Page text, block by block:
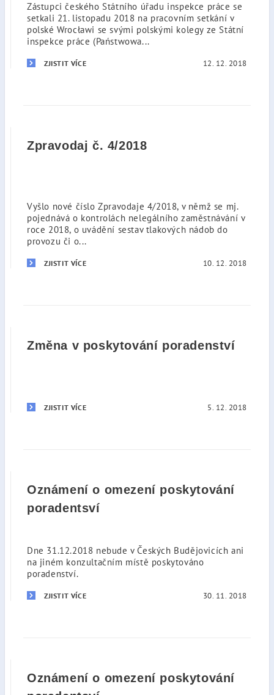
Zástupci českého Státního úřadu inspekce práce se
setkali 21. listopadu 2018 na pracovním setkání v
polské Wrocławi se svými polskými kolegy ze Státní
inspekce práce (Państwowa...
ZJISTIT VÍCE 12. 12. 2018
Zpravodaj č. 4/2018
Vyšlo nové číslo Zpravodaje 4/2018, v němž se mj.
pojednává o kontrolách nelegálního zaměstnávání v
roce 2018, o uvádění sestav tlakových nádob do
provozu či o...
ZJISTIT VÍCE 10. 12. 2018
Změna v poskytování poradenství
ZJISTIT VÍCE 5. 12. 2018
Oznámení o omezení poskytování
poradentsví
Dne 31.12.2018 nebude v Českých Budějovicích ani
na jiném konzultačním místě poskytováno
poradenství.
ZJISTIT VÍCE 30. 11. 2018
Oznámení o omezení poskytování